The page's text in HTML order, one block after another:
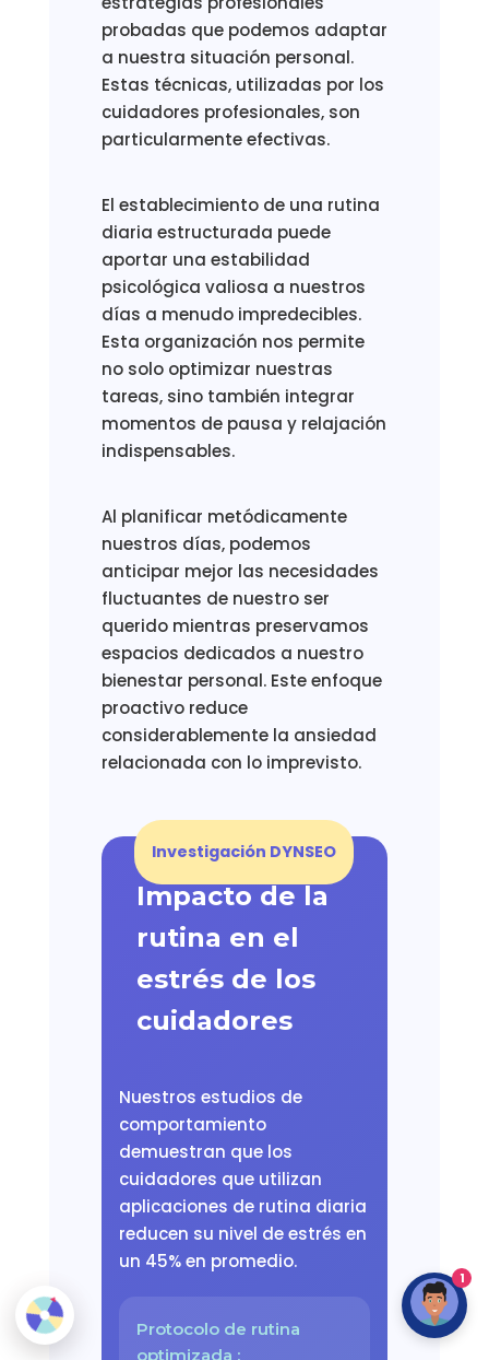
probadas que podemos adaptar
a nuestra situación personal.
Estas técnicas, utilizadas por los
cuidadores profesionales, son
particularmente efectivas.
El establecimiento de una rutina
diaria estructurada puede
aportar una estabilidad
psicológica valiosa a nuestros
días a menudo impredecibles.
Esta organización nos permite
no solo optimizar nuestras
tareas, sino también integrar
momentos de pausa y relajación
indispensables.
Al planificar metódicamente
nuestros días, podemos
anticipar mejor las necesidades
fluctuantes de nuestro ser
querido mientras preservamos
espacios dedicados a nuestro
bienestar personal. Este enfoque
proactivo reduce
considerablemente la ansiedad
relacionada con lo imprevisto.
Investigación DYNSEO
Impacto de la
rutina en el
estrés de los
cuidadores
Nuestros estudios de
comportamiento
demuestran que los
cuidadores que utilizan
aplicaciones de rutina diaria
reducen su nivel de estrés en
un 45% en promedio.
Protocolo de rutina
optimizada :
1